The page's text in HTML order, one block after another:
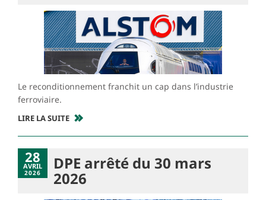
Le reconditionnement franchit un cap dans l’industrie
ferroviaire.
LIRE LA SUITE
28
AVRIL
2026 DPE arrêté du 30 mars
2026